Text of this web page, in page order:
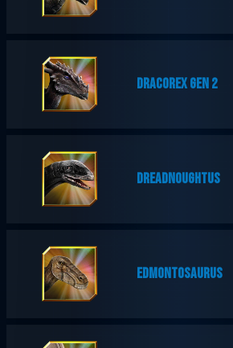
DRACOREX GEN 2
DREADNOUGHTUS
EDMONTOSAURUS